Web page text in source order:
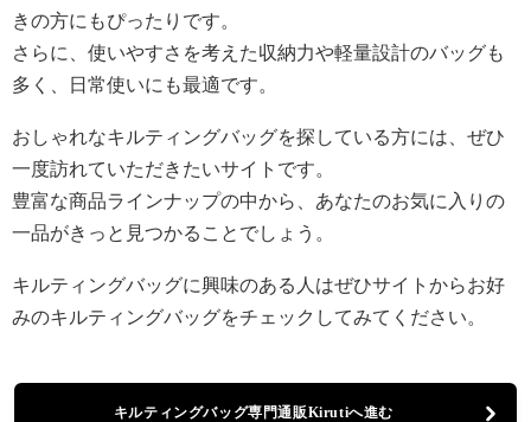
きの方にもぴったりです。
さらに、使いやすさを考えた収納力や軽量設計のバッグも
多く、日常使いにも最適です。
おしゃれなキルティングバッグを探している方には、ぜひ
一度訪れていただきたいサイトです。
豊富な商品ラインナップの中から、あなたのお気に入りの
一品がきっと見つかることでしょう。
キルティングバッグに興味のある人はぜひサイトからお好
みのキルティングバッグをチェックしてみてください。
キルティングバッグ専門通販Kirutiへ進む